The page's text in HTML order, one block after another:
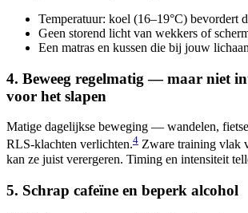
Temperatuur: koel (16–19°C) bevordert
Geen storend licht van wekkers of
Een matras en kussen die bij jouw
4. Beweeg regelmatig — maar niet
voor het slapen
Matige dagelijkse beweging — wandelen,
RLS-klachten verlichten.4 Zware training vlak
kan ze juist verergeren. Timing en intensiteit
5. Schrap cafeïne en beperk alcohol